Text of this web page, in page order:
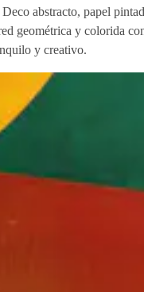
abstracto, papel
geométrica y colorida
y creativo.